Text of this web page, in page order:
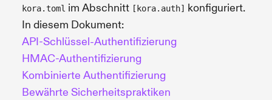
kora.toml im Abschnitt [kora.auth] konfiguriert.
In diesem Dokument:
API-Schlüssel-Authentifizierung
HMAC-Authentifizierung
Kombinierte Authentifizierung
Bewährte Sicherheitspraktiken